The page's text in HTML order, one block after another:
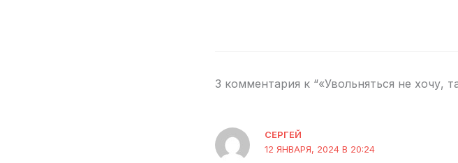
3 комментария к “«Увольняться не хочу,
СЕРГЕЙ
12 ЯНВАРЯ, 2024 В 20:24